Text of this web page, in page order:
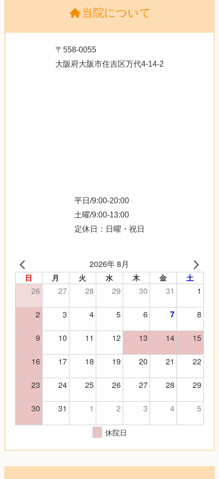
当院について
〒558-0055
大阪府大阪市住吉区万代4-14-2
平日/9:00-20:00
土曜/9:00-13:00
定休日：日曜・祝日
2026年 8月
日 月 火 水 木 金 土
26 27 28 29 30 31
1
2
3 4 5 6 7
8
9
10 11 12 13 14
15
16
17 18 19 20 21
22
23
24 25 26 27 28
29
30
31 1 2 3 4 5
休院日